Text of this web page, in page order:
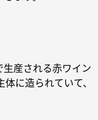
産される赤ワイン
に造られていて、